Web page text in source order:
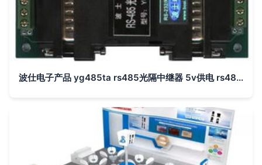
波仕电子产品 yg485ta rs485光隔中继器 5v供电 rs485光隔中继器, rs485中继器, 中继器